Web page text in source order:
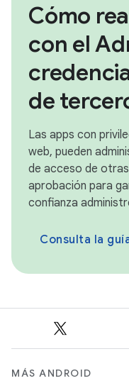
Cómo
con el
de
Las apps con
web, pueden
de acceso de
aprobación para
confianza
Consulta la
MÁS ANDROID